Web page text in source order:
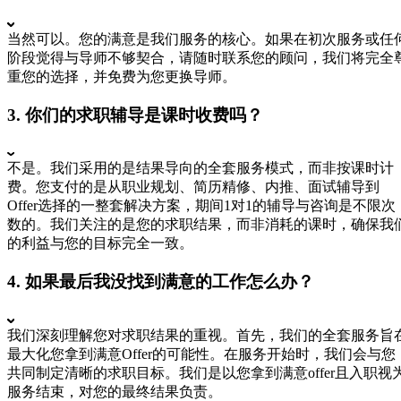
当然可以。您的满意是我们服务的核心。如果在初次服务或任
阶段觉得与导师不够契合，请随时联系您的顾问，我们将完全
重您的选择，并免费为您更换导师。
3. 你们的求职辅导是课时收费吗？
不是。我们采用的是结果导向的全套服务模式，而非按课时计
费。您支付的是从职业规划、简历精修、内推、面试辅导到
Offer选择的一整套解决方案，期间1对1的辅导与咨询是不限次
数的。我们关注的是您的求职结果，而非消耗的课时，确保我
的利益与您的目标完全一致。
4. 如果最后我没找到满意的工作怎么办？
我们深刻理解您对求职结果的重视。首先，我们的全套服务旨
最大化您拿到满意Offer的可能性。在服务开始时，我们会与您
共同制定清晰的求职目标。我们是以您拿到满意offer且入职视
服务结束，对您的最终结果负责。